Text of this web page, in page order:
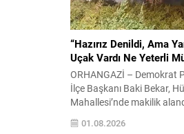
“Hazırız Denildi, Ama
Uçak Vardı Ne Yeterli
ORHANGAZİ – Demokrat
İlçe Başkanı Baki Bekar,
Mahallesi’nde makilik
kısa sürede büyüyerek
tehdit eden yangının
01.08.2026